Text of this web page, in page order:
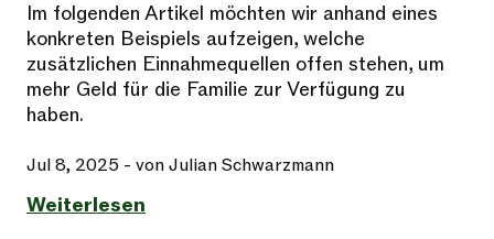
Im folgenden Artikel möchten wir anhand eines
konkreten Beispiels aufzeigen, welche
zusätzlichen Einnahmequellen offen stehen, um
mehr Geld für die Familie zur Verfügung zu
haben.
Jul 8, 2025 - von Julian Schwarzmann
Weiterlesen